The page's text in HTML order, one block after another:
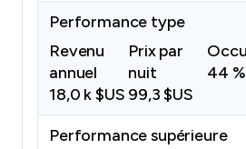
Performance type
Revenu
annuel
18,0 k $US
Prix par
nuit
99,3 $US
44 %
Performance supérieure